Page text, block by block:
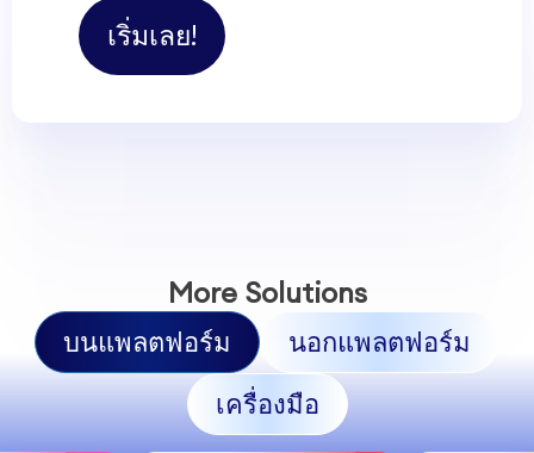
เริ่มเลย!
More Solutions
บนแพลตฟอร์ม
นอกแพลตฟอร์ม
เครื่องมือ